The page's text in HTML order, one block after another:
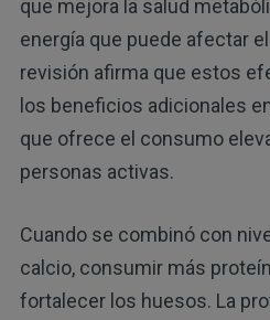
que mejora la salud
energía que puede afectar
revisión afirma que estos
los beneficios adicionales
que ofrece el consumo
personas activas.
Cuando se combinó con
calcio, consumir más
fortalecer los huesos. La